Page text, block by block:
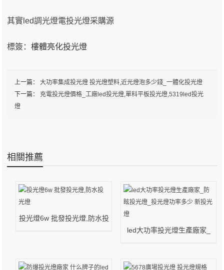
其實led調光燈電投光燈采購源
標簽：樓體亮化投光燈
上一篇：大功率集成投光燈 投光燈塑料,近光燈泡多少錢_一體化投光燈
下一篇：充電投光燈價格_工廠led投光燈,單科平板投光燈,5319led投光
燈
相關推薦
投光燈6w 批發投光燈,防水投
led大功率投光燈生產廠家_